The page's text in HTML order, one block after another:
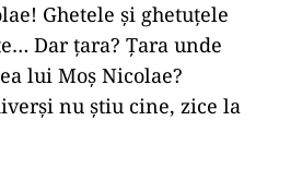
Ghetele și ghetuțele
Dar țara? Țara unde
lui Moș Nicolae?
nu știu cine, zice la